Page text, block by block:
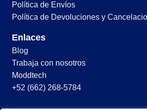
Política de Envíos
Política de Devoluciones y
Enlaces
Blog
Trabaja con nosotros
Moddtech
+52 (662) 268-5784